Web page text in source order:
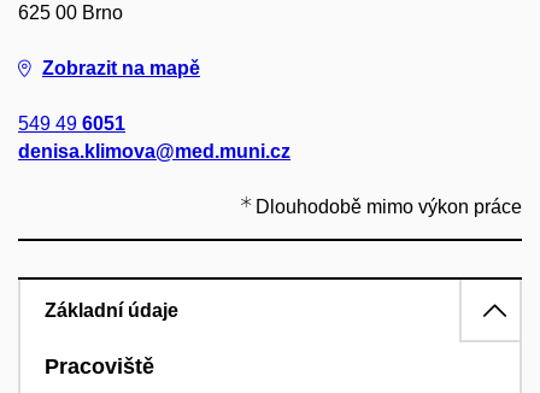
625 00 Brno
Zobrazit na mapě
549 49 6051
denisa.klimova@med.muni.cz
Dlouhodobě mimo výkon práce
Základní údaje
Pracoviště